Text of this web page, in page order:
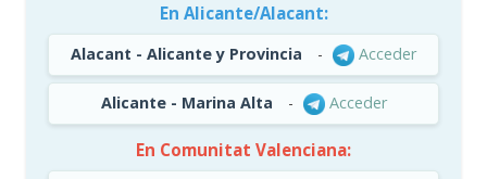
En Alicante/Alacant:
Alacant - Alicante y Provincia - Acceder
Alicante - Marina Alta - Acceder
En Comunitat Valenciana: